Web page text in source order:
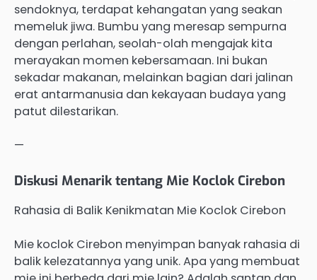
sendoknya, terdapat kehangatan yang seakan
memeluk jiwa. Bumbu yang meresap sempurna
dengan perlahan, seolah-olah mengajak kita
merayakan momen kebersamaan. Ini bukan
sekadar makanan, melainkan bagian dari jalinan
erat antarmanusia dan kekayaan budaya yang
patut dilestarikan.
—
Diskusi Menarik tentang Mie Koclok Cirebon
Rahasia di Balik Kenikmatan Mie Koclok Cirebon
Mie koclok Cirebon menyimpan banyak rahasia di
balik kelezatannya yang unik. Apa yang membuat